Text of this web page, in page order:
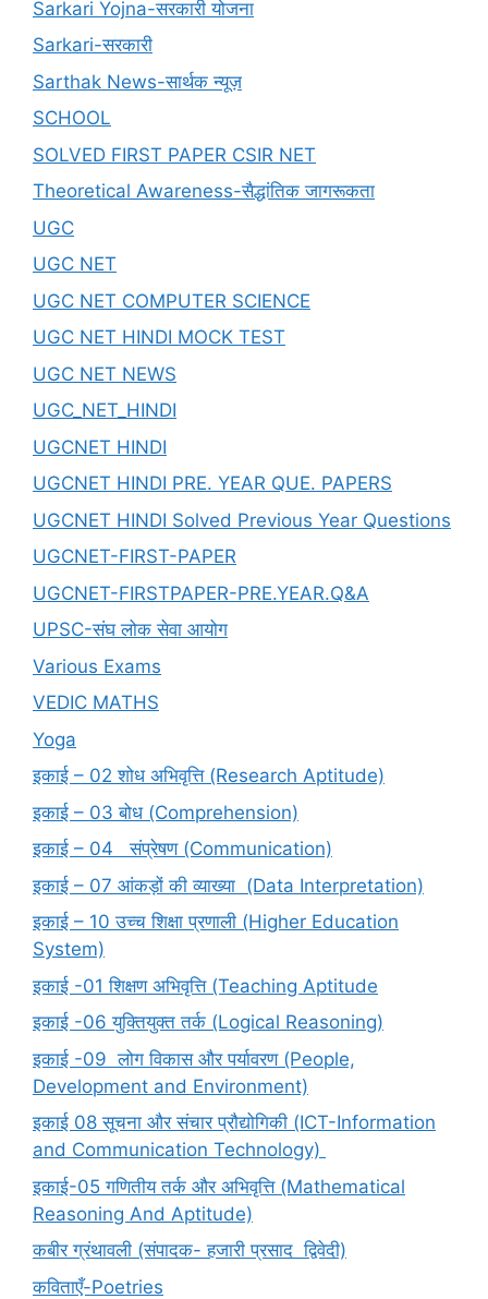
Sarkari Yojna-सरकारी योजना
Sarkari-सरकारी
Sarthak News-सार्थक न्यूज़
SCHOOL
SOLVED FIRST PAPER CSIR NET
Theoretical Awareness-सैद्धांतिक जागरूकता
UGC
UGC NET
UGC NET COMPUTER SCIENCE
UGC NET HINDI MOCK TEST
UGC NET NEWS
UGC_NET_HINDI
UGCNET HINDI
UGCNET HINDI PRE. YEAR QUE. PAPERS
UGCNET HINDI Solved Previous Year Questions
UGCNET-FIRST-PAPER
UGCNET-FIRSTPAPER-PRE.YEAR.Q&A
UPSC-संघ लोक सेवा आयोग
Various Exams
VEDIC MATHS
Yoga
इकाई – 02 शोध अभिवृत्ति (Research Aptitude)
इकाई – 03 बोध (Comprehension)
इकाई – 04 संप्रेषण (Communication)
इकाई – 07 आंकड़ों की व्याख्या (Data Interpretation)
इकाई – 10 उच्च शिक्षा प्रणाली (Higher Education
System)
इकाई -01 शिक्षण अभिवृत्ति (Teaching Aptitude
इकाई -06 युक्तियुक्त तर्क (Logical Reasoning)
इकाई -09 लोग विकास और पर्यावरण (People,
Development and Environment)
इकाई 08 सूचना और संचार प्रौद्योगिकी (ICT-Information
and Communication Technology)
इकाई-05 गणितीय तर्क और अभिवृत्ति (Mathematical
Reasoning And Aptitude)
कबीर ग्रंथावली (संपादक- हजारी प्रसाद द्विवेदी)
कविताएँ-Poetries